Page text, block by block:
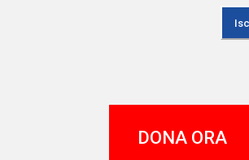
DONA ORA